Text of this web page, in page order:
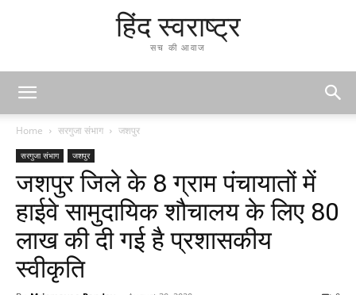
हिंद स्वराष्ट्र
सच की आवाज
Home सरगुजा संभाग जशपुर
सरगुजा संभाग जशपुर
जशपुर जिले के 8 ग्राम पंचायातों में
हाईवे सामुदायिक शौचालय के लिए 80
लाख की दी गई है प्रशासकीय
स्वीकृति